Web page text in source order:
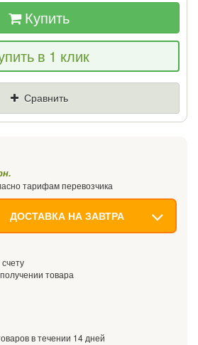
товар дешевле - мы
% от разницы
Купить
в 1 клик
Сравнить
тарифам перевозчика
ДОСТАВКА НА ЗАВТРА
товара
в течении 14 дней